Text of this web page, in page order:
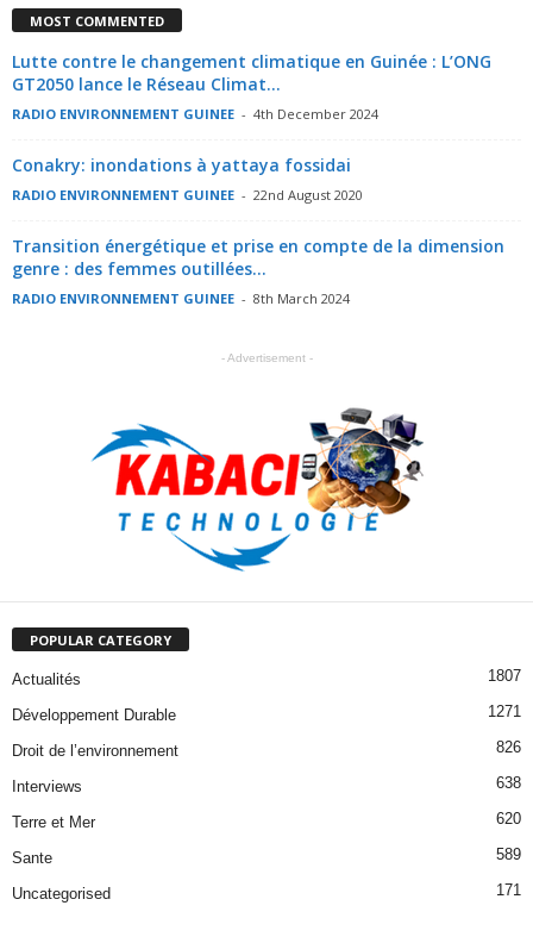
MOST COMMENTED
Lutte contre le changement climatique en Guinée : L’ONG
GT2050 lance le Réseau Climat...
RADIO ENVIRONNEMENT GUINEE - 4th December 2024
Conakry: inondations à yattaya fossidai
RADIO ENVIRONNEMENT GUINEE - 22nd August 2020
Transition énergétique et prise en compte de la dimension
genre : des femmes outillées...
RADIO ENVIRONNEMENT GUINEE - 8th March 2024
- Advertisement -
POPULAR CATEGORY
Actualités 1807
Développement Durable 1271
Droit de l’environnement 826
Interviews 638
Terre et Mer 620
Sante 589
Uncategorised 171